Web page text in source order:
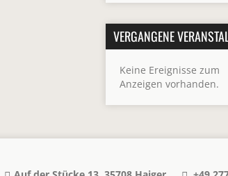
VERGANGENE
Keine Ereignisse zum
Anzeigen vorhanden.